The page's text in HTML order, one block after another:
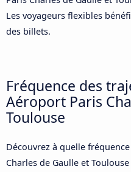
Les voyageurs flexibles
des billets.
Fréquence des
Aéroport Paris
Toulouse
Découvrez à quelle
Charles de Gaulle et